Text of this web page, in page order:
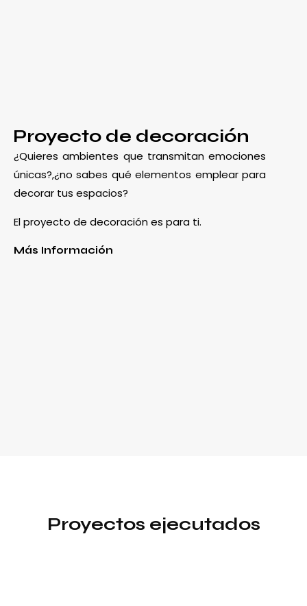
Proyecto de decoración
¿Quieres ambientes que transmitan emociones
únicas?,¿no sabes qué elementos emplear para
decorar tus espacios?
El proyecto de decoración es para ti.
Más Información
Proyectos ejecutados